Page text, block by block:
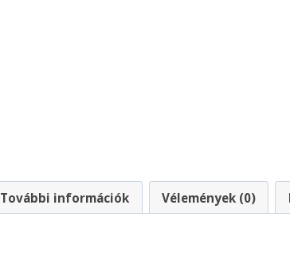
További információk Vélemények (0)